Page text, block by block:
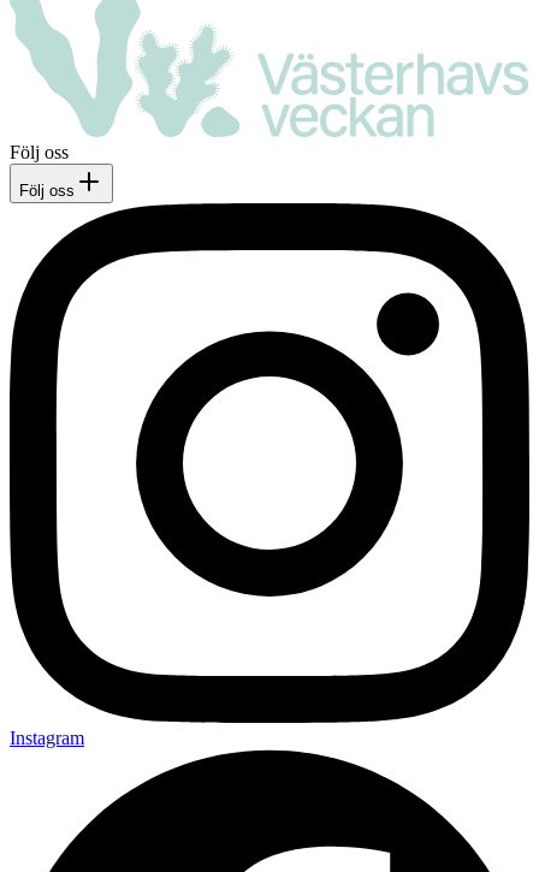
Följ oss
Följ oss
Instagram